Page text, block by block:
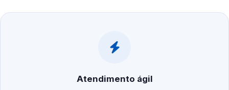
Atendimento ágil